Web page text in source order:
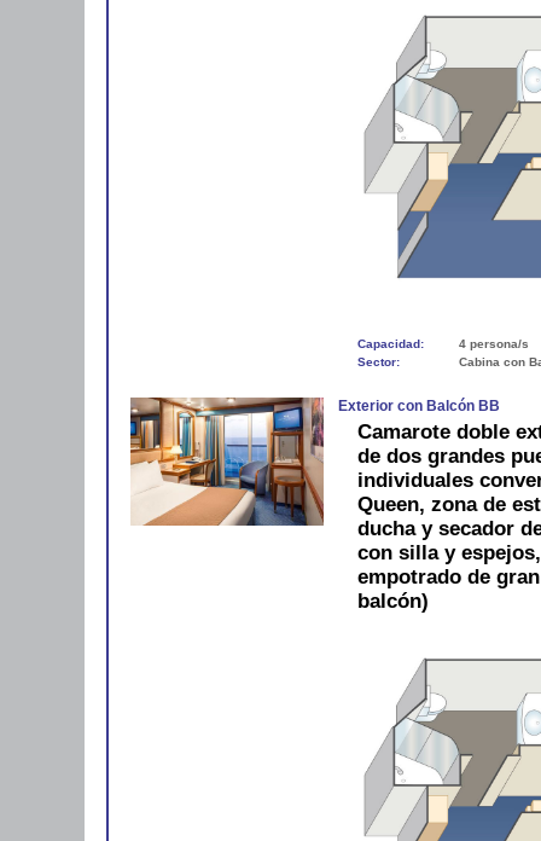
Capacidad:
4 persona/s
Sector:
Cabina con
Exterior con Balcón BB
Camarote doble
de dos grandes
individuales
Queen, zona de
ducha y secador
con silla y
empotrado de
balcón)